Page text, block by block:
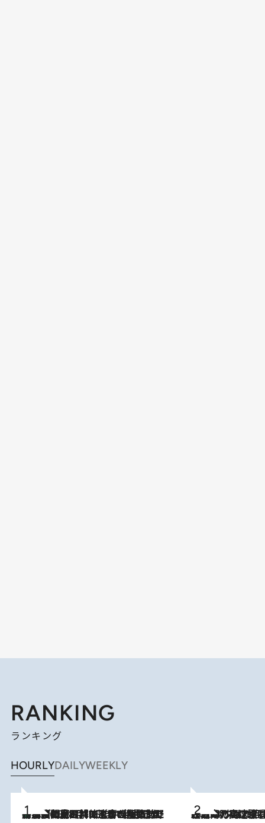
RANKING
ランキング
HOURLYDAILYWEEKLY
2026.8.8
「最後に見られてよかった」上野動物園の東園パンダ舎が解体前に特別公開。8月16日まで延長されたパネル展と共に辿る“半世紀”のパンダ飼育《解体工事の図面あり》 2026.8.7
「湘南乃風に憧れて」観客大盛上がりの“タオル回し”に、ラッパー顔負けの高速歌唱まで…さだまさし（74）のアグレッシブすぎる現在地